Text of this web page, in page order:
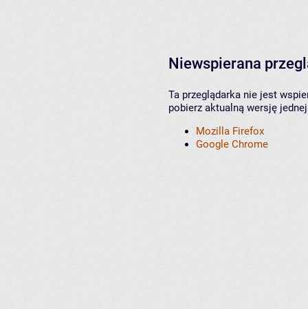
Niewspierana
Ta przeglądarka nie jest
pobierz aktualną wersję
Mozilla Firefox
Google Chrome